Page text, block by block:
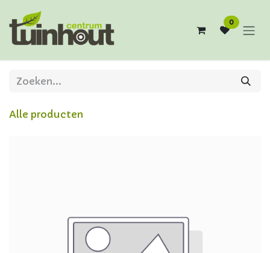
0
Alle producten